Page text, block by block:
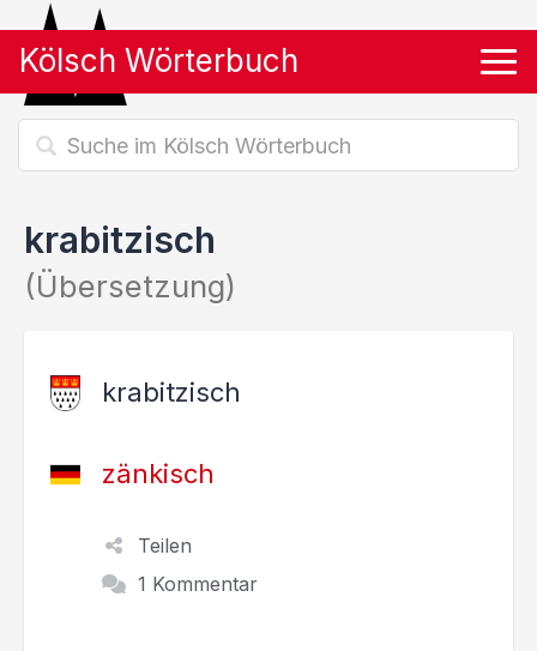
Kölsch Wörterbuch
krabitzisch
(Übersetzung)
krabitzisch
zänkisch
Teilen
1 Kommentar